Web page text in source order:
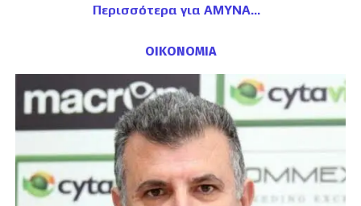
Περισσότερα για ΑΜΥΝΑ
ΟΙΚΟΝΟΜΙΑ